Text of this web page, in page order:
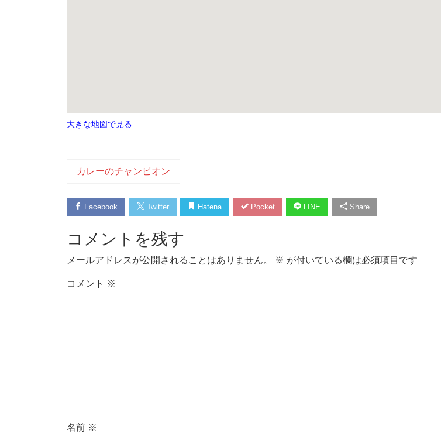
大きな地図で見る
カレーのチャンピオン
Facebook Twitter Hatena Pocket LINE Share
コメントを残す
メールアドレスが公開されることはありません。 ※ が付いている欄は必須項目です
コメント ※
名前 ※